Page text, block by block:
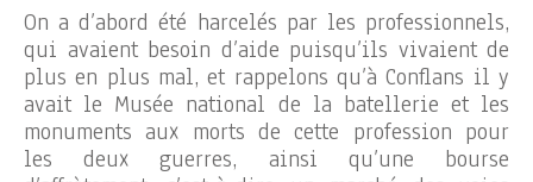
On a d’abord été harcelés par les professionnels,
qui avaient besoin d’aide puisqu’ils vivaient de
plus en plus mal, et rappelons qu’à Conflans il y
avait le Musée national de la batellerie et les
monuments aux morts de cette profession pour
les deux guerres, ainsi qu’une bourse